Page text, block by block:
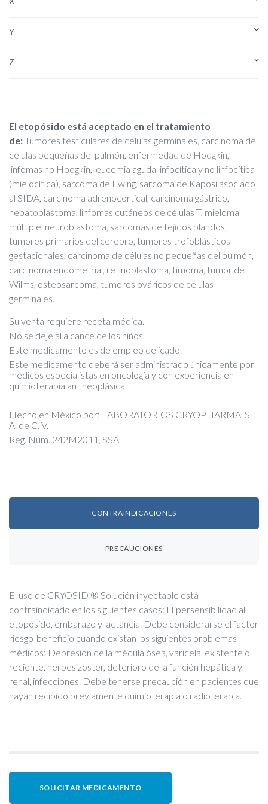
Y
Z
El etopósido está aceptado en el tratamiento
de:Tumores testiculares de células germinales, carcinoma de
células pequeñas del pulmón, enfermedad de Hodgkin,
linfomas no Hodgkin, leucemia aguda linfocítica y no linfocítica
(mielocítica), sarcoma de Ewing, sarcoma de Kaposi asociado
al SIDA, carcinoma adrenocortical, carcinoma gástrico,
hepatoblastoma, linfomas cutáneos de células T, mieloma
múltiple, neuroblastoma, sarcomas de tejidos blandos,
tumores primarios del cerebro, tumores trofoblásticos
gestacionales, carcinoma de células no pequeñas del pulmón,
carcinoma endometrial, retinoblastoma, timoma, tumor de
Wilms, osteosarcoma, tumores ováricos de células
germinales.
Su venta requiere receta médica.
No se deje al alcance de los niños.
Este medicamento es de empleo delicado.
Este medicamento deberá ser administrado únicamente por
médicos especialistas en oncología y con experiencia en
quimioterapia antineoplásica.
Hecho en México por: LABORATORIOS CRYOPHARMA, S.
A. de C. V.
Reg. Núm. 242M2011, SSA
CONTRAINDICACIONES
PRECAUCIONES
El uso de CRYOSID ® Solución inyectable está
contraindicado en los siguientes casos: Hipersensibilidad al
etopósido, embarazo y lactancia. Debe considerarse el factor
riesgo-beneficio cuando existan los siguientes problemas
médicos: Depresión de la médula ósea, varicela, existente o
reciente, herpes zoster, deterioro de la función hepática y
renal, infecciones. Debe tenerse precaución en pacientes que
hayan recibido previamente quimioterapia o radioterapia.
SOLICITAR MEDICAMENTO